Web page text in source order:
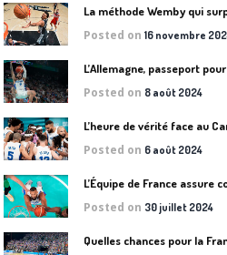
La méthode Wemby qui
Posted on16 novembre
L’Allemagne, passeport
Posted on 8 août 2024
L’heure de vérité face au
Posted on 6 août 2024
L’Équipe de France assure
Posted on 30 juillet 2024
Quelles chances pour la